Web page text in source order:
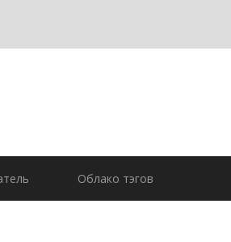
Облако тэгов